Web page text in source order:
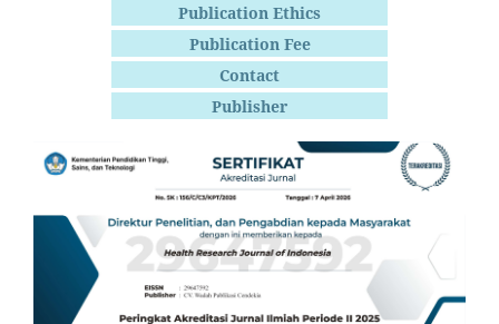
Publication Ethics
Publication Fee
Contact
Publisher